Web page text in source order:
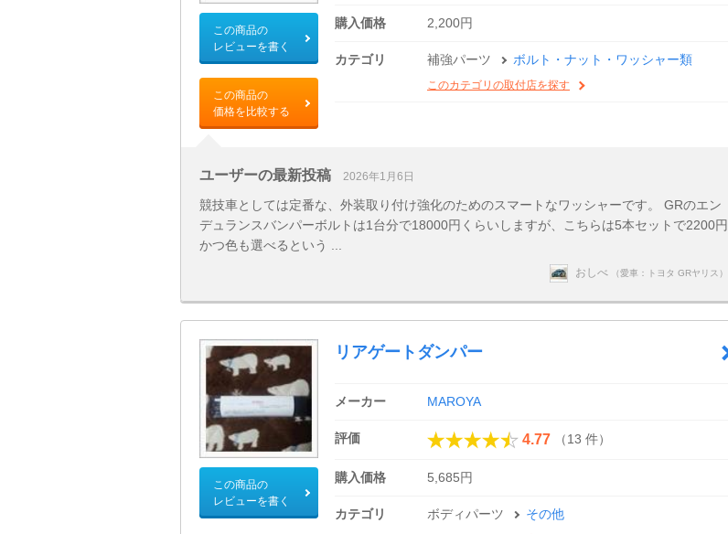
この商品の
レビューを書く
この商品の
価格を比較する
購入価格 2,200円
カテゴリ 補強パーツ ボルト・ナット・ワッシャー類
このカテゴリの取付店を探す
ユーザーの最新投稿 2026年1月6日
競技車としては定番な、外装取り付け強化のためのスマートなワッシャーです。 GRのエン
デュランスバンパーボルトは1台分で18000円くらいしますが、こちらは5本セットで2200円
かつ色も選べるという ...
おしべ （愛車：トヨタ GRヤリス）
この商品の
レビューを書く
リアゲートダンパー
メーカー MAROYA
評価 4.77 （13 件）
購入価格 5,685円
カテゴリ ボディパーツ その他